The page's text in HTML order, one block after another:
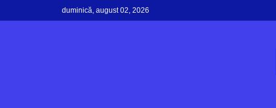
to
duminică, august 02, 2026